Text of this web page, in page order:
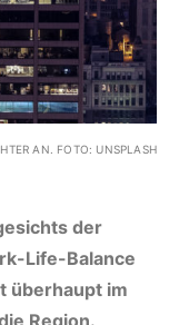
AN. FOTO: UNSPLASH
der
Life-Balance
überhaupt im
Region.